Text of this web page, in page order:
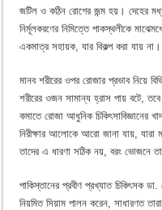
জটিল ও কঠিন রোগের জন্ম হয়। দেহের
নির্মূলকরণের নিমিত্তে পাকস্থলীকে
একমাত্র সহায়ক, যার বিকল্প করা যায় না।
মানব শরীরের ওপর রোজার প্রভাব নিয়ে
শরীরের ওজন সামান্য হ্রাস পায় বটে,
কমাতে রোজা আধুনিক চিকিৎসাবিজ্ঞানের
নিরীক্ষার আলোকে আরো জানা যায়, যারা
তাদের এ ধারণা সঠিক নয়, বরং ভোজনে
পাকিস্তানের প্রবীণ প্রখ্যাত চিকিৎসক
নিয়মিত সিয়াম পালন করেন, সাধারণত